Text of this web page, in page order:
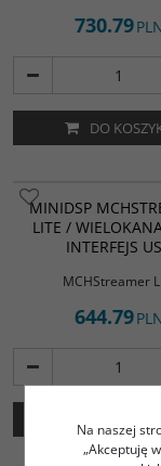
730.79PLN
DO
MINIDSP
LITE /
INTERFEJS
MCHStreamer
644.79PLN
Na naszej
„Akceptuję